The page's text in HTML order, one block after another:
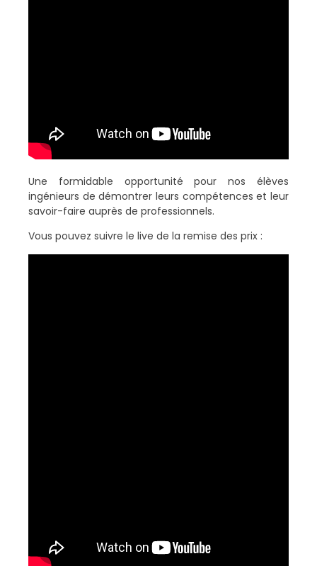
Une formidable opportunité pour nos élèves
ingénieurs de démontrer leurs compétences et leur
savoir-faire auprès de professionnels.
Vous pouvez suivre le live de la remise des prix :